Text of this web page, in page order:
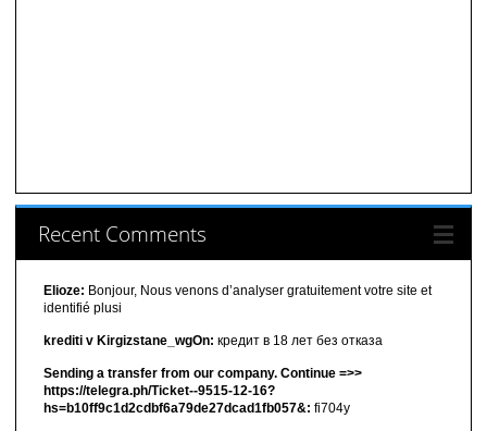
Recent Comments
Elioze: Bonjour, Nous venons d’analyser gratuitement votre site et
identifié plusi
krediti v Kirgizstane_wgOn: кредит в 18 лет без отказа
Sending a transfer from our company. Continue =>>
https://telegra.ph/Ticket--9515-12-16?
hs=b10ff9c1d2cdbf6a79de27dcad1fb057&: fi704y